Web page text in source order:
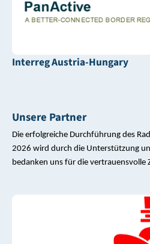
Interreg Austria-Hungary
Unsere Partner
Die erfolgreiche Durchführung des
2026 wird durch die Unterstützung
bedanken uns für die vertrauensvolle